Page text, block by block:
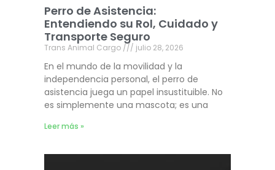
Perro de Asistencia:
Entendiendo su Rol, Cuidado y
Transporte Seguro
Trans Animal Cargo julio 28, 2026
En el mundo de la movilidad y la
independencia personal, el perro de
asistencia juega un papel insustituible. No
es simplemente una mascota; es una
Leer más »